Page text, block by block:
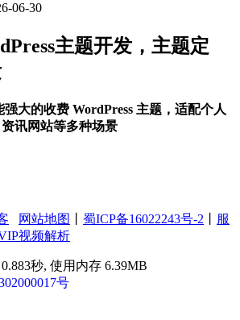
06-30
主题开发，主题定
大的收费 WordPress 主题，适配个人
讯网站等多种场景
网站地图 蜀ICP备16022243号-2
服
视频解析
秒, 使用内存 6.39MB
号